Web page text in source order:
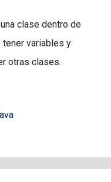
clase dentro de
variables y
otras clases.